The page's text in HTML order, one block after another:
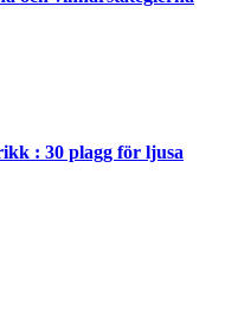
: 30 plagg för ljusa